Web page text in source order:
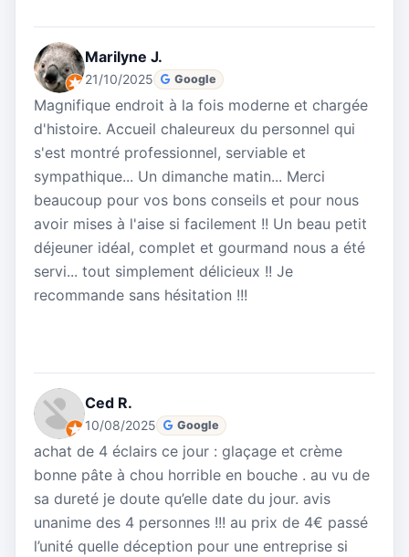
Marilyne J.
21/10/2025 Google
Magnifique endroit à la fois moderne et chargée
d'histoire. Accueil chaleureux du personnel qui
s'est montré professionnel, serviable et
sympathique... Un dimanche matin... Merci
beaucoup pour vos bons conseils et pour nous
avoir mises à l'aise si facilement !! Un beau petit
déjeuner idéal, complet et gourmand nous a été
servi... tout simplement délicieux !! Je
recommande sans hésitation !!!
Ced R.
10/08/2025 Google
achat de 4 éclairs ce jour : glaçage et crème
bonne pâte à chou horrible en bouche . au vu de
sa dureté je doute qu’elle date du jour. avis
unanime des 4 personnes !!! au prix de 4€ passé
l’unité quelle déception pour une entreprise si